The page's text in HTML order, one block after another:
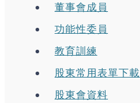
董事會成員
功能性委員
教育訓練
股東常用表單下載
股東會資料